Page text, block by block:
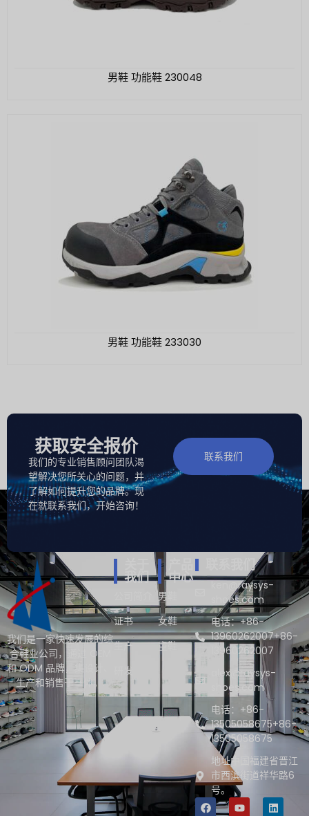
男鞋 功能鞋 230048
男鞋 功能鞋 233030
获取安全报价
我们的专业销售顾问团队渴
望解决您所关心的问题，并
了解如何提升您的品牌。现
在就联系我们，开始咨询！
联系我们
我们是一家快速发展的综
合鞋业公司，通过 OEM
和 ODM 品牌，集设计、
生产和销售于一体。.
我们
证书
生产
研发
中心
男鞋
女鞋
童鞋
联系我们
ken@raysys-
shoes.com
电话：+86-
13960262007+86-
13960262007
alex@raysys-
shoes.com
电话：+86-
13505058675+86-
13505058675
地址中国福建省晋江
市西滨街道祥华路6
号。